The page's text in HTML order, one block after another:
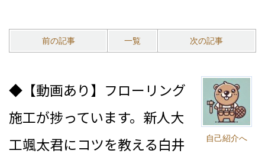
前の記事 一覧 次の記事
自己紹介へ
◆【動画あり】フローリング
施工が捗っています。新人大
工颯太君にコツを教える白井